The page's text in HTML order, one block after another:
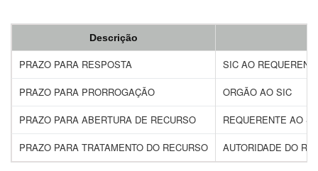
Descrição
PRAZO PARA RESPOSTA SIC AO
PRAZO PARA PRORROGAÇÃO ORGÃO AO SIC
PRAZO PARA ABERTURA DE RECURSO REQUERENTE AO
PRAZO PARA TRATAMENTO DO RECURSO AUTORIDADE DO